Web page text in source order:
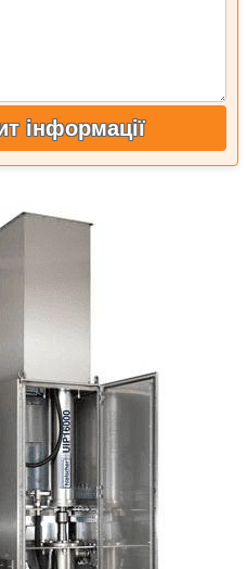
інформації